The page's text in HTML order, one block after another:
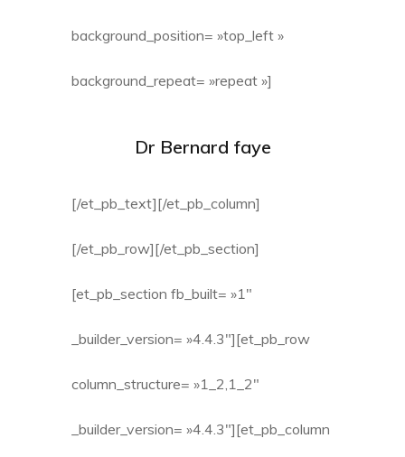
background_position= »top_left »
background_repeat= »repeat »]
Dr Bernard faye
[/et_pb_text][/et_pb_column]
[/et_pb_row][/et_pb_section]
[et_pb_section fb_built= »1″
_builder_version= »4.4.3″][et_pb_row
column_structure= »1_2,1_2″
_builder_version= »4.4.3″][et_pb_column